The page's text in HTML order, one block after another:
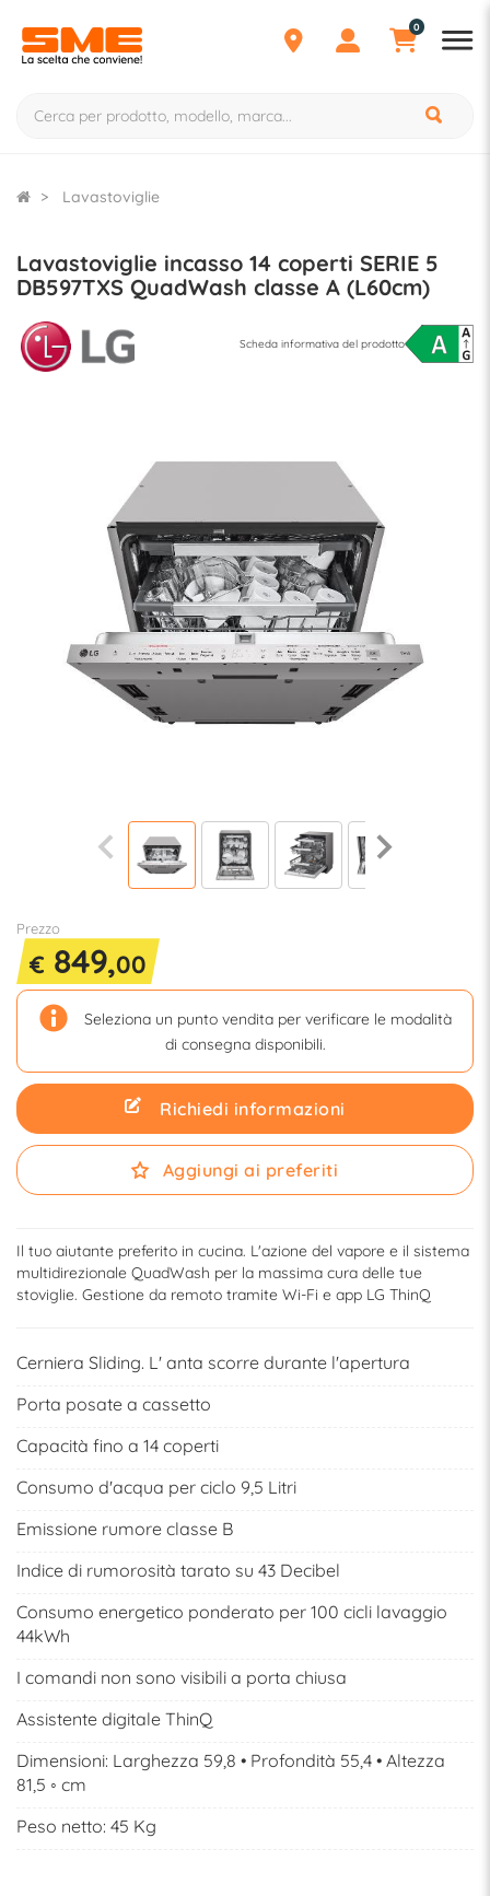
0
Lavastoviglie
Lavastoviglie incasso 14 coperti SERIE 5
DB597TXS QuadWash classe A (L60cm)
Scheda informativa del prodotto
Prezzo
€ 849,00
Seleziona un punto vendita per verificare le modalità
di consegna disponibili.
Richiedi informazioni
Aggiungi ai preferiti
Il tuo aiutante preferito in cucina. L'azione del vapore e il sistema
multidirezionale QuadWash per la massima cura delle tue
stoviglie. Gestione da remoto tramite Wi-Fi e app LG ThinQ
Cerniera Sliding. L' anta scorre durante l'apertura
Porta posate a cassetto
Capacità fino a 14 coperti
Consumo d'acqua per ciclo 9,5 Litri
Emissione rumore classe B
Indice di rumorosità tarato su 43 Decibel
Consumo energetico ponderato per 100 cicli lavaggio
44kWh
I comandi non sono visibili a porta chiusa
Assistente digitale ThinQ
Dimensioni: Larghezza 59,8 • Profondità 55,4 • Altezza
81,5 ◦ cm
Peso netto: 45 Kg